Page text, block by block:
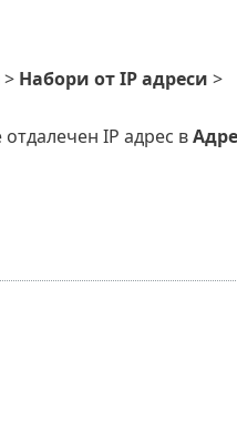
> Набори от IP адреси >
IP адрес в